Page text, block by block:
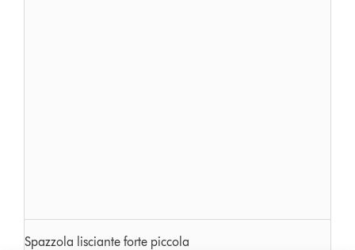
Spazzola lisciante forte piccola